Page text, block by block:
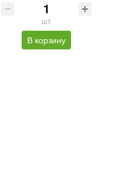
шт
В корзину